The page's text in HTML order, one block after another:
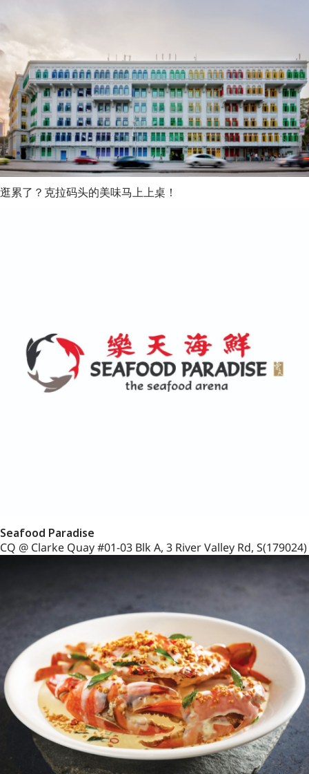
逛累了？克拉码头的美味马上上桌！
Seafood Paradise
CQ @ Clarke Quay #01-03 Blk A, 3 River Valley Rd, S(179024)